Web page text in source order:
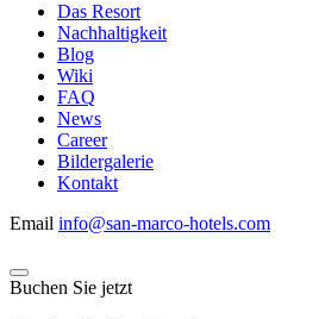
Das Resort
Nachhaltigkeit
Blog
Wiki
FAQ
News
Career
Bildergalerie
Kontakt
Email info@san-marco-hotels.com
Buchen Sie jetzt